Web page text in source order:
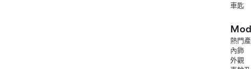
車匙
熱門
內飾
外觀